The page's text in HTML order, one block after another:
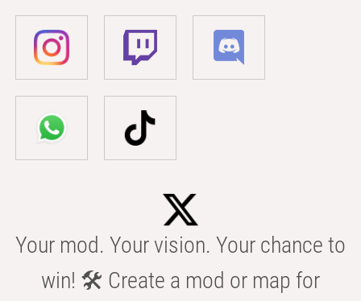
Your mod. Your vision. Your chance to
win! 🛠️ Create a mod or map for